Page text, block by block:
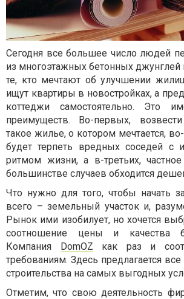
Сегодня все большее число людей
из многоэтажных бетонных джунглей
те, кто мечтают об улучшении
ищут квартиры в новостройках, а
коттеджи самостоятельно. Это
преимуществ. Во-первых,
такое жилье, о котором мечтается,
будет терпеть вредных соседей с
ритмом жизни, а в-третьих, частное
большинстве случаев обходится
Что нужно для того, чтобы начать
всего – земельный участок и,
Рынок ими изобилует, но хочется
соотношение цены и качества
Компания DomOZ как раз и
требованиям. Здесь предлагается
строительства на самых выгодных
Отметим, что свою деятельность